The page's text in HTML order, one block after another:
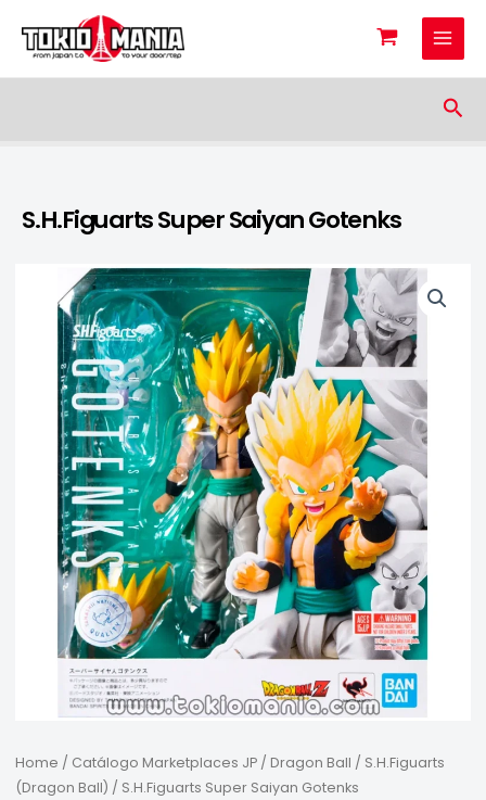
Skip to content
S.H.Figuarts Super Saiyan Gotenks
Home / Catálogo Marketplaces JP/ Dragon Ball / S.H.Figuarts
(Dragon Ball) / S.H.Figuarts Super Saiyan Gotenks